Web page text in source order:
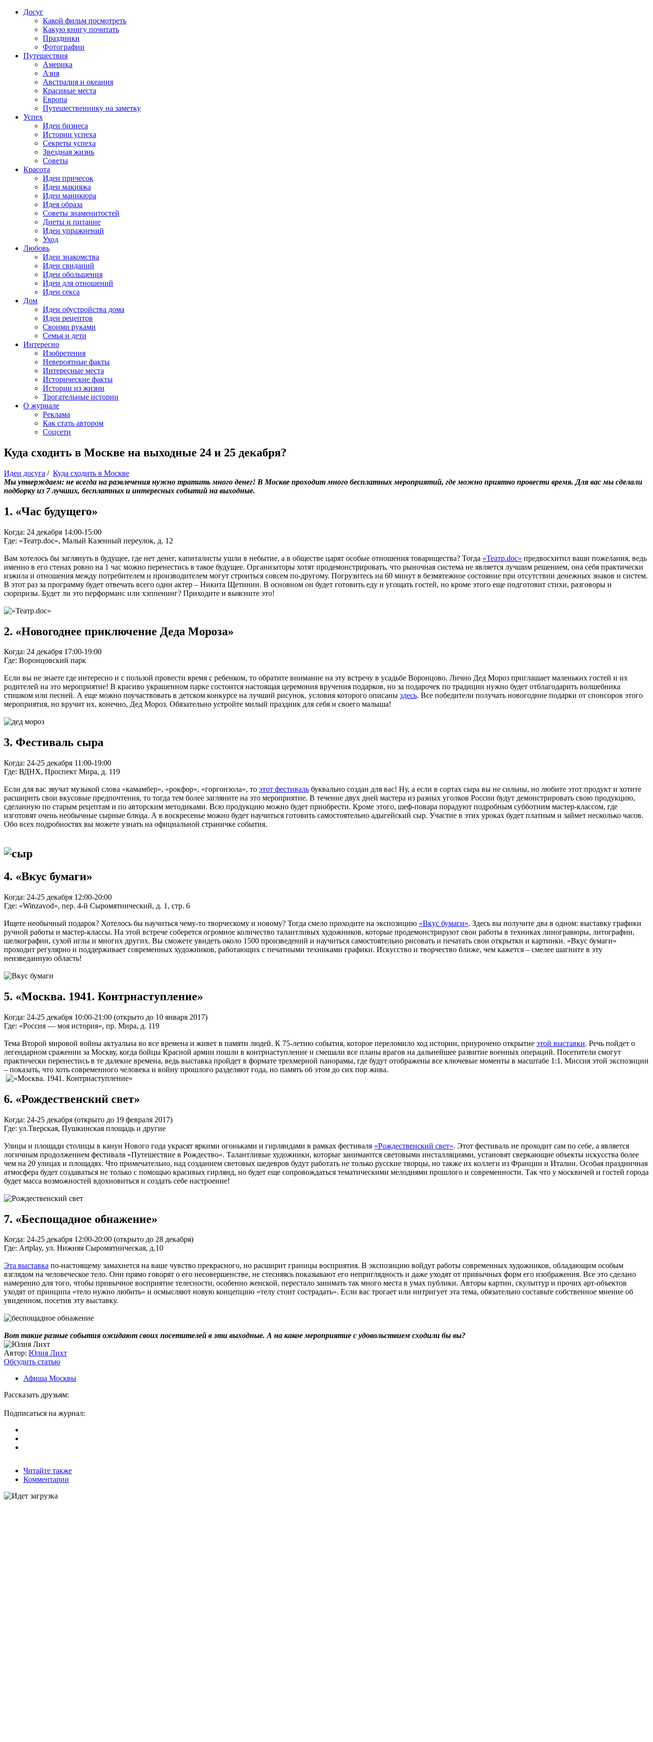
Досуг
Какой фильм посмотреть
Какую книгу почитать
Праздники
Фотографии
Путешествия
Америка
Азия
Австралия и океания
Красивые места
Европа
Путешественнику на заметку
Успех
Идеи бизнеса
Истории успеха
Секреты успеха
Звездная жизнь
Советы
Красота
Идеи причесок
Идеи макияжа
Идеи маникюра
Идея образа
Советы знаменитостей
Диеты и питание
Идеи упражнений
Уход
Любовь
Идеи знакомства
Идеи свиданий
Идеи обольщения
Идеи для отношений
Идеи секса
Дом
Идеи обустройства дома
Идеи рецептов
Своими руками
Семья и дети
Интересно
Изобретения
Невероятные факты
Интересные места
Исторические факты
Истории из жизни
Трогательные истории
О журнале
Реклама
Как стать автором
Соцсети
Куда сходить в Москве на выходные 24 и 25 декабря?
Идеи досуга / Куда сходить в Москве
Мы утверждаем: не всегда на развлечения нужно тратить много денег! В Москве проходит много бесплатных мероприятий, где можно приятно провести время. Для вас мы сделали
подборку из 7 лучших, бесплатных и интересных событий на выходные.
1. «Час будущего»
Когда: 24 декабря 14:00-15:00
Где: «Театр.doc», Малый Казенный переулок, д. 12
Вам хотелось бы заглянуть в будущее, где нет денег, капиталисты ушли в небытие, а в обществе царят особые отношения товарищества? Тогда «Театр.doc» предвосхитил ваши пожелания, ведь
именно в его стенах ровно на 1 час можно перенестись в такое будущее. Организаторы хотят продемонстрировать, что рыночная система не является лучшим решением, она себя практически
изжила и отношения между потребителем и производителем могут строиться совсем по-другому. Погрузитесь на 60 минут в безмятежное состояние при отсутствии денежных знаков и систем.
В этот раз за программу будет отвечать всего один актер – Никита Щетинин. В основном он будет готовить еду и угощать гостей, но кроме этого еще подготовит стихи, разговоры и
сюрпризы. Будет ли это перформанс или хэппенинг? Приходите и выясните это!
2. «Новогоднее приключение Деда Мороза»
Когда: 24 декабря 17:00-19:00
Где: Воронцовский парк
Если вы не знаете где интересно и с пользой провести время с ребенком, то обратите внимание на эту встречу в усадьбе Воронцово. Лично Дед Мороз приглашает маленьких гостей и их
родителей на это мероприятие! В красиво украшенном парке состоится настоящая церемония вручения подарков, но за подарочек по традиции нужно будет отблагодарить волшебника
стишком или песней. А еще можно поучаствовать в детском конкурсе на лучший рисунок, условия которого описаны здесь. Все победители получать новогодние подарки от спонсоров этого
мероприятия, но вручит их, конечно, Дед Мороз. Обязательно устройте милый праздник для себя и своего малыша!
3. Фестиваль сыра
Когда: 24-25 декабря 11:00-19:00
Где: ВДНХ, Проспект Мира, д. 119
Если для вас звучат музыкой слова «камамбер», «рокфор», «горгонзола», то этот фестиваль буквально создан для вас! Ну, а если в сортах сыра вы не сильны, но любите этот продукт и хотите
расширить свои вкусовые предпочтения, то тогда тем более загляните на это мероприятие. В течение двух дней мастера из разных уголков России будут демонстрировать свою продукцию,
сделанную по старым рецептам и по авторским методиками. Всю продукцию можно будет приобрести. Кроме этого, шеф-повара порадуют подробным субботним мастер-классом, где
изготовят очень необычные сырные блюда. А в воскресенье можно будет научиться готовить самостоятельно адыгейский сыр. Участие в этих уроках будет платным и займет несколько часов.
Обо всех подробностях вы можете узнать на официальной страничке события.
4. «Вкус бумаги»
Когда: 24-25 декабря 12:00-20:00
Где: «Winzavod», пер. 4-й Сыромятнический, д. 1, стр. 6
Ищете необычный подарок? Хотелось бы научиться чему-то творческому и новому? Тогда смело приходите на экспозицию «Вкус бумаги». Здесь вы получите два в одном: выставку графики
ручной работы и мастер-классы. На этой встрече соберется огромное количество талантливых художников, которые продемонстрируют свои работы в техниках линогравюры, литографии,
шелкографии, сухой иглы и многих других. Вы сможете увидеть около 1500 произведений и научиться самостоятельно рисовать и печатать свои открытки и картинки. «Вкус бумаги»
проходит регулярно и поддерживает современных художников, работающих с печатными техниками графики. Искусство и творчество ближе, чем кажется – смелее шагните в эту
неизведанную область!
5. «Москва. 1941. Контрнаступление»
Когда: 24-25 декабря 10:00-21:00 (открыто до 10 января 2017)
Где: «Россия — моя история», пр. Мира, д. 119
Тема Второй мировой войны актуальна во все времена и живет в памяти людей. К 75-летию события, которое переломило ход истории, приурочено открытие этой выставки. Речь пойдет о
легендарном сражении за Москву, когда бойцы Красной армии пошли в контрнаступление и смешали все планы врагов на дальнейшее развитие военных операций. Посетители смогут
практически перенестись в те далекие времена, ведь выставка пройдет в формате трехмерной панорамы, где будут отображены все ключевые моменты в масштабе 1:1. Миссия этой экспозиции
– показать, что хоть современного человека и войну прошлого разделяют года, но память об этом до сих пор жива.
6. «Рождественский свет»
Когда: 24-25 декабря (открыто до 19 февраля 2017)
Где: ул.Тверская, Пушкинская площадь и другие
Улицы и площади столицы в канун Нового года украсят яркими огоньками и гирляндами в рамках фестиваля «Рождественский свет». Этот фестиваль не проходит сам по себе, а является
логичным продолжением фестиваля «Путешествие в Рождество». Талантливые художники, которые занимаются световыми инсталляциями, установят сверкающие объекты искусства более
чем на 20 улицах и площадях. Что примечательно, над созданием световых шедевров будут работать не только русские творцы, но также их коллеги из Франции и Италии. Особая праздничная
атмосфера будет создаваться не только с помощью красивых гирлянд, но будет еще сопровождаться тематическими мелодиями прошлого и современности. Так что у москвичей и гостей города
будет масса возможностей вдохновиться и создать себе настроение!
7. «Беспощадное обнажение»
Когда: 24-25 декабря 12:00-20:00 (открыто до 28 декабря)
Где: Artplay, ул. Нижняя Сыромятническая, д.10
Эта выставка по-настоящему замахнется на ваше чувство прекрасного, но расширит границы восприятия. В экспозицию войдут работы современных художников, обладающим особым
взглядом на человеческое тело. Они прямо говорят о его несовершенстве, не стесняясь показывают его неприглядность и даже уходят от привычных форм его изображения. Все это сделано
намеренно для того, чтобы привычное восприятие телесности, особенно женской, перестало занимать так много места в умах публики. Авторы картин, скульптур и прочих арт-объектов
уходят от принципа «тело нужно любить» и осмысляют новую концепцию «телу стоит сострадать». Если вас трогает или интригует эта тема, обязательно составьте собственное мнение об
увиденном, посетив эту выставку.
Вот такие разные события ожидают своих посетителей в эти выходные. А на какое мероприятие с удовольствием сходили бы вы?
Автор: Юлия Лихт
Обсудить статью
Афиша Москвы
Рассказать друзьям:
Подписаться на журнал:
Читайте также
Комментарии